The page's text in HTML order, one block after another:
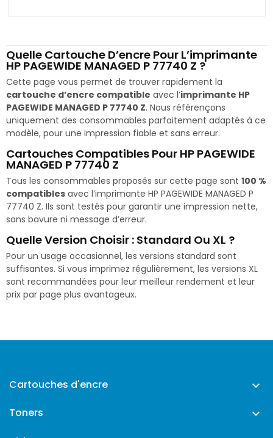
Quelle Cartouche D’encre Pour L’imprimante
HP PAGEWIDE MANAGED P 77740 Z ?
Cette page vous permet de trouver rapidement la
cartouche d’encre compatible avec l’imprimante HP
PAGEWIDE MANAGED P 77740 Z. Nous référençons
uniquement des consommables parfaitement adaptés à ce
modèle, pour une impression fiable et sans erreur.
Cartouches Compatibles Pour HP PAGEWIDE
MANAGED P 77740 Z
Tous les consommables proposés sur cette page sont 100 %
compatibles avec l’imprimante HP PAGEWIDE MANAGED P
77740 Z. Ils sont testés pour garantir une impression nette,
sans bavure ni message d’erreur.
Quelle Version Choisir : Standard Ou XL ?
Pour un usage occasionnel, les versions standard sont
suffisantes. Si vous imprimez régulièrement, les versions XL
sont recommandées pour leur meilleur rendement et leur
prix par page plus avantageux.
Cartouches d'encre 
Toners 